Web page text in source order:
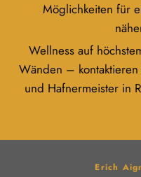
Möglichkeiten für
Wellness auf
Wänden –
und Hafnermeister in
Erich